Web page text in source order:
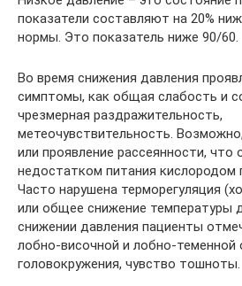
показатели составляют на 20%
нормы. Это показатель ниже 90/60.
Во время снижения давления
симптомы, как общая слабость и
чрезмерная раздражительность,
метеочувствительность.
или проявление рассеянности, что
недостатком питания кислородом
Часто нарушена терморегуляция
или общее снижение температуры
снижении давления пациенты
лобно-височной и лобно-
головокружения, чувство тошноты.